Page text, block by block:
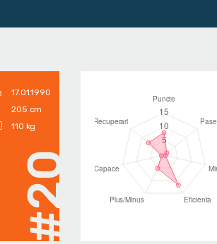
17.01.1990
205 cm
110 kg
#20